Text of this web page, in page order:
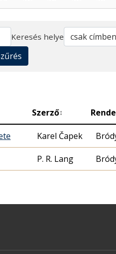
Keresés helye
Szerző↕
Karel Čapek
P. R. Lang